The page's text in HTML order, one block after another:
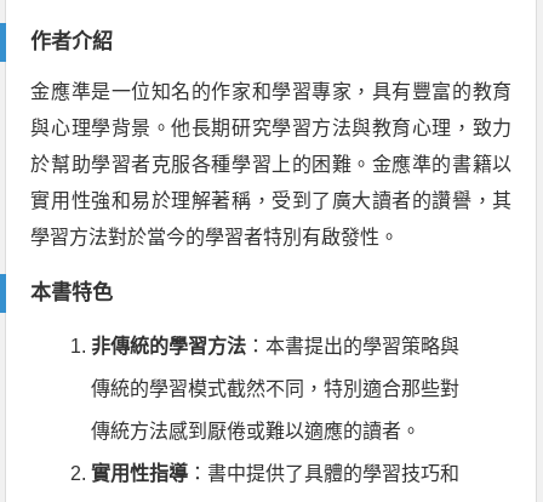
作者介紹
金應準是一位知名的作家和學習專家，具有豐富的教育
與心理學背景。他長期研究學習方法與教育心理，致力
於幫助學習者克服各種學習上的困難。金應準的書籍以
實用性強和易於理解著稱，受到了廣大讀者的讚譽，其
學習方法對於當今的學習者特別有啟發性。
本書特色
非傳統的學習方法 ：本書提出的學習策略與
傳統的學習模式截然不同，特別適合那些對
傳統方法感到厭倦或難以適應的讀者。
實用性指導 ：書中提供了具體的學習技巧和